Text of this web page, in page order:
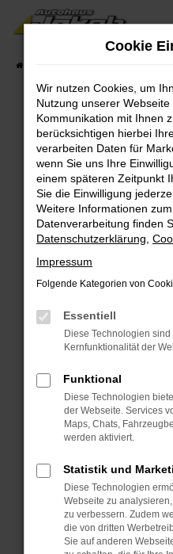
Zum
Hauptinhalt
Fehler:
Beim Laden ist ein
Hier sind ein paar
Überprüfe deine
Laden andere
Suchmaschine?
Prüfe deine
Manche
können das Laden
verhindern.
Fenster?
Starte dein Gerät
Das kann
Probleme zu beheben.
Betriebssystem
sind.
Veraltete Software
Sicherheitsrisiko,
führen, dass
Cookie
Wir nutzen Cookies, um
Nutzung unserer
Kommunikation mit Ihnen
berücksichtigen hierbei
verarbeiten Daten für
wenn Sie uns Ihre
einem späteren Zeitpunkt
Sie die Einwilligung
Weitere Informationen
Datenverarbeitung finden
Datenschutzerklärung
Impressum
Folgende Kategorien von
Essentiell
Diese Technologien
Kernfunktionalität der
Funktional
Diese Technologien
der Webseite. Services
Maps, Chats,
werden aktiviert.
Statistik und
Diese Technologien
Webseite zu
zu verbessern. Zudem
die von dritten
Sie auf anderen